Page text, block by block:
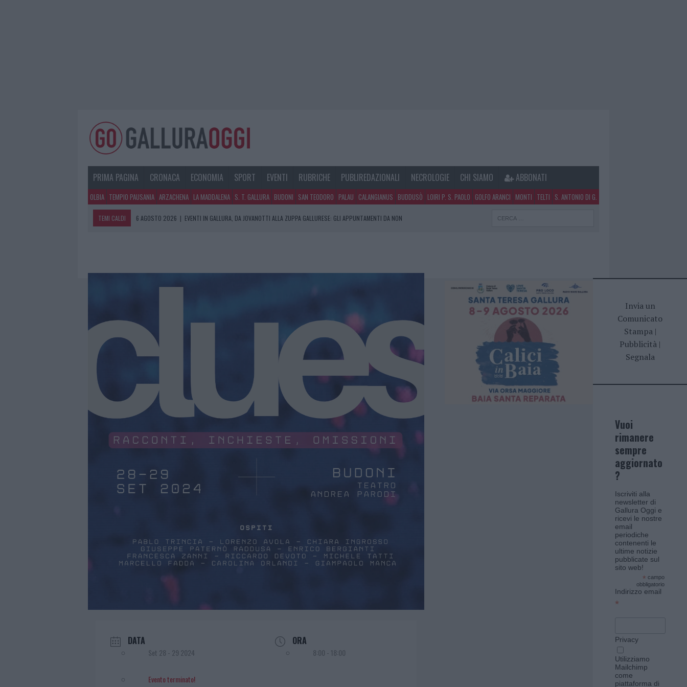
PRIMA PAGINA CRONACA ECONOMIA SPORT EVENTI RUBRICHE PUBLIREDAZIONALI NECROLOGIE CHI SIAMO ABBONATI
OLBIA TEMPIO PAUSANIA ARZACHENA LA MADDALENA S. T. GALLURA BUDONI SAN TEODORO PALAU CALANGIANUS BUDDUSÒ LOIRI P. S. PAOLO GOLFO ARANCI MONTI TELTI S. ANTONIO DI G.
TEMI CALDI 6 AGOSTO 2026 | EVENTI IN GALLURA, DA JOVANOTTI ALLA ZUPPA GALLURESE: GLI APPUNTAMENTI DA NON
NOTRE-DAME DE PARIS CONQUISTA OLBIA, LA PRIMA AL MOLO BRIN È UN SUCCESSO
DATA
Set 28 - 29 2024
Evento terminato!
ORA
8:00 - 18:00
Invia un
Comunicato
Stampa|
Pubblicità |
Segnala
Vuoi
rimanere
sempre
aggiornato
?
Iscriviti alla
newsletter di
Gallura Oggi e
ricevi le nostre
email
periodiche
contenenti le
ultime notizie
pubblicate sul
sito web!
* campo
obbligatorio
Indirizzo email
*
Privacy
Utilizziamo
Mailchimp
come
piattaforma di